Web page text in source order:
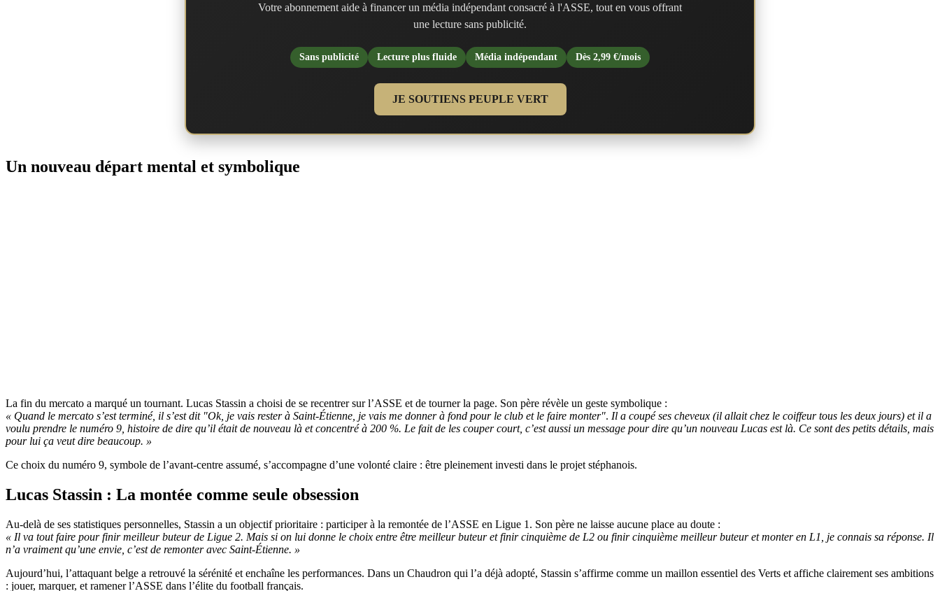
Votre abonnement aide à financer un média indépendant consacré à l'ASSE, tout en vous offrant
une lecture sans publicité.
Sans publicité Lecture plus fluide Média indépendant Dès 2,99 €/mois
JE SOUTIENS PEUPLE VERT
Un nouveau départ mental et symbolique
La fin du mercato a marqué un tournant. Lucas Stassin a choisi de se recentrer sur l’ASSE et de tourner la page. Son père révèle un geste symbolique :
« Quand le mercato s’est terminé, il s’est dit "Ok, je vais rester à Saint-Étienne, je vais me donner à fond pour le club et le faire monter". Il a coupé ses cheveux (il allait chez le coiffeur tous les deux jours) et il a
voulu prendre le numéro 9, histoire de dire qu’il était de nouveau là et concentré à 200 %. Le fait de les couper court, c’est aussi un message pour dire qu’un nouveau Lucas est là. Ce sont des petits détails, mais
pour lui ça veut dire beaucoup. »
Ce choix du numéro 9, symbole de l’avant-centre assumé, s’accompagne d’une volonté claire : être pleinement investi dans le projet stéphanois.
Lucas Stassin : La montée comme seule obsession
Au-delà de ses statistiques personnelles, Stassin a un objectif prioritaire : participer à la remontée de l’ASSE en Ligue 1. Son père ne laisse aucune place au doute :
« Il va tout faire pour finir meilleur buteur de Ligue 2. Mais si on lui donne le choix entre être meilleur buteur et finir cinquième de L2 ou finir cinquième meilleur buteur et monter en L1, je connais sa réponse. Il
n’a vraiment qu’une envie, c’est de remonter avec Saint-Étienne. »
Aujourd’hui, l’attaquant belge a retrouvé la sérénité et enchaîne les performances. Dans un Chaudron qui l’a déjà adopté, Stassin s’affirme comme un maillon essentiel des Verts et affiche clairement ses ambitions
: jouer, marquer, et ramener l’ASSE dans l’élite du football français.